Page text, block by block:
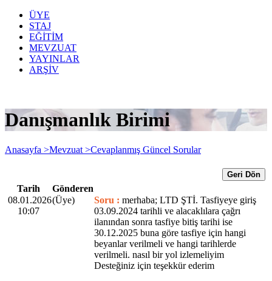
ÜYE
STAJ
EĞİTİM
MEVZUAT
YAYINLAR
ARŞİV
Danışmanlık Birimi
Anasayfa >Mevzuat >Cevaplanmış Güncel Sorular
Geri Dön
Tarih
Gönderen
08.01.2026
10:07
(Üye) Soru : merhaba; LTD ŞTİ. Tasfiyeye giriş
03.09.2024 tarihli ve alacaklılara çağrı
ilanından sonra tasfiye bitiş tarihi ise
30.12.2025 buna göre tasfiye için hangi
beyanlar verilmeli ve hangi tarihlerde
verilmeli. nasıl bir yol izlemeliyim
Desteğiniz için teşekkür ederim